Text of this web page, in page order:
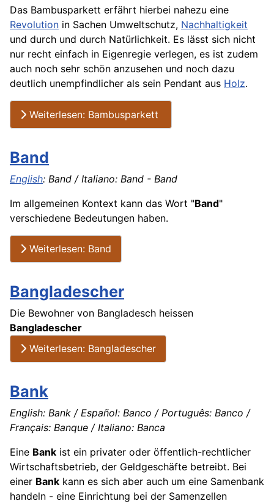
Das Bambusparkett erfährt hierbei nahezu eine
Revolution in Sachen Umweltschutz, Nachhaltigkeit
und durch und durch Natürlichkeit. Es lässt sich nicht
nur recht einfach in Eigenregie verlegen, es ist zudem
auch noch sehr schön anzusehen und noch dazu
deutlich unempfindlicher als sein Pendant aus Holz.
Weiterlesen: Bambusparkett
Band
English: Band / Italiano: Band - Band
Im allgemeinen Kontext kann das Wort "Band"
verschiedene Bedeutungen haben.
Weiterlesen: Band
Bangladescher
Die Bewohner von Bangladesch heissen
Bangladescher
Weiterlesen: Bangladescher
Bank
English: Bank / Español: Banco / Português: Banco /
Français: Banque / Italiano: Banca
Eine Bank ist ein privater oder öffentlich-rechtlicher
Wirtschaftsbetrieb, der Geldgeschäfte betreibt. Bei
einer Bank kann es sich aber auch um eine Samenbank
handeln - eine Einrichtung bei der Samenzellen